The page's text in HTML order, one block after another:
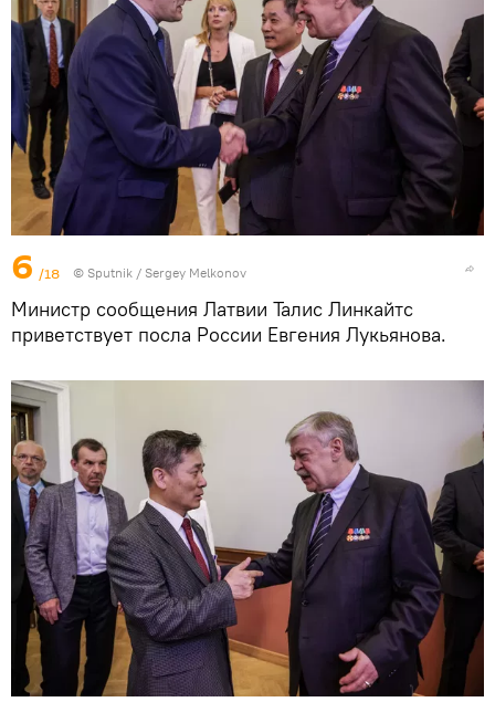
6 /18 © Sputnik / Sergey Melkonov
Министр сообщения Латвии Талис Линкайтс
приветствует посла России Евгения Лукьянова.